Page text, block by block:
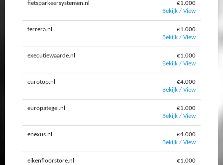
fietsparkeersystemen.nl
€1.000
Bekijk / View
ferrera.nl
€1.000
Bekijk / View
executiewaarde.nl
€1.000
Bekijk / View
eurotop.nl
€4.000
Bekijk / View
europategel.nl
€1.000
Bekijk / View
enexus.nl
€4.000
Bekijk / View
eikenfloorstore.nl
€1.000